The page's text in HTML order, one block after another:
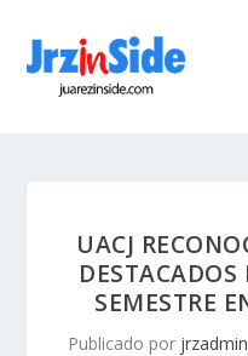
UACJ
DESTACADOS
SEMESTRE
Publicado por jrzadmin